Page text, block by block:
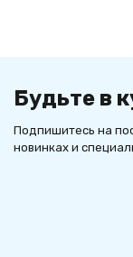
Будьте в
Подпишитесь на
новинках и